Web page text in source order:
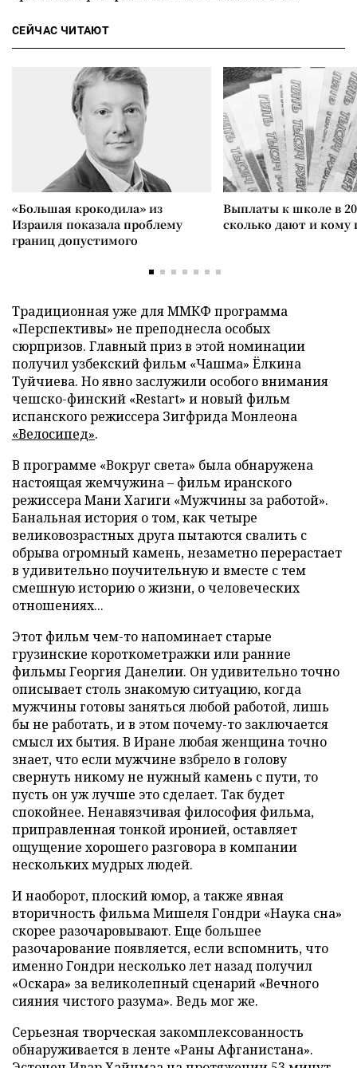
СЕЙЧАС ЧИТАЮТ
«Большая крокодила» из
Израиля показала проблему
границ допустимого
Выплаты к школе в
сколько дают и
Традиционная уже для ММКФ программа
«Перспективы» не преподнесла особых
сюрпризов. Главный приз в этой номинации
получил узбекский фильм «Чашма» Ёлкина
Туйчиева. Но явно заслужили особого внимания
чешско-финский «Restart» и новый фильм
испанского режиссера Зигфрида Монлеона
«Велосипед».
В программе «Вокруг света» была обнаружена
настоящая жемчужина – фильм иранского
режиссера Мани Хагиги «Мужчины за работой».
Банальная история о том, как четыре
великовозрастных друга пытаются свалить с
обрыва огромный камень, незаметно перерастает
в удивительно поучительную и вместе с тем
смешную историю о жизни, о человеческих
отношениях...
Этот фильм чем-то напоминает старые
грузинские короткометражки или ранние
фильмы Георгия Данелии. Он удивительно точно
описывает столь знакомую ситуацию, когда
мужчины готовы заняться любой работой, лишь
бы не работать, и в этом почему-то заключается
смысл их бытия. В Иране любая женщина точно
знает, что если мужчине взбрело в голову
свернуть никому не нужный камень с пути, то
пусть он уж лучше это сделает. Так будет
спокойнее. Ненавязчивая философия фильма,
приправленная тонкой иронией, оставляет
ощущение хорошего разговора в компании
нескольких мудрых людей.
И наоборот, плоский юмор, а также явная
вторичность фильма Мишеля Гондри «Наука сна»
скорее разочаровывают. Еще большее
разочарование появляется, если вспомнить, что
именно Гондри несколько лет назад получил
«Оскара» за великолепный сценарий «Вечного
сияния чистого разума». Ведь мог же.
Серьезная творческая закомплексованность
обнаруживается в ленте «Раны Афганистана».